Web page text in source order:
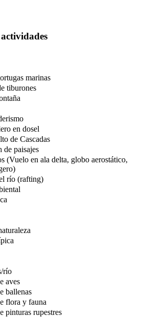
marinas
tiburones
en dosel
de Cascadas
de paisajes
(Vuelo en ala delta, globo aerostático,
río (rafting)
río
aves
ballenas
flora y fauna
pinturas rupestres